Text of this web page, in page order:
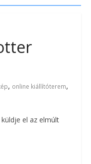
, online kiállítóterem,
el az elmúlt